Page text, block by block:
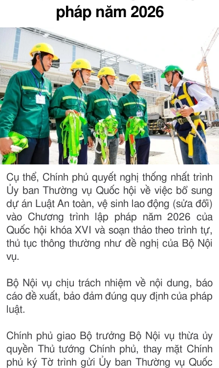
pháp năm 2026
Cụ thể, Chính phủ quyết nghị thống nhất trình
Ủy ban Thường vụ Quốc hội về việc bổ sung
dự án Luật An toàn, vệ sinh lao động (sửa đổi)
vào Chương trình lập pháp năm 2026 của
Quốc hội khóa XVI và soạn thảo theo trình tự,
thủ tục thông thường như đề nghị của Bộ Nội
vụ.
Bộ Nội vụ chịu trách nhiệm về nội dung, báo
cáo đề xuất, bảo đảm đúng quy định của pháp
luật.
Chính phủ giao Bộ trưởng Bộ Nội vụ thừa ủy
quyền Thủ tướng Chính phủ, thay mặt Chính
phủ ký Tờ trình gửi Ủy ban Thường vụ Quốc